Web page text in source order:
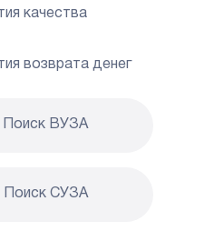
качества
возврата денег
Поиск ВУЗА
Поиск CУЗА